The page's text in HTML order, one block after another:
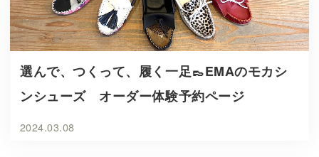
選んで、つくって、履く一足👞EMAのモカシ
ンシューズ オーダー体験予約ページ
2024.03.08